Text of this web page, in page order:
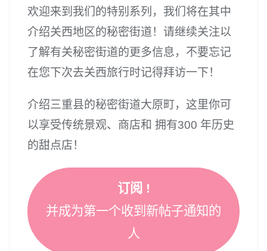
欢迎来到我们的特别系列，我们将在其中
介绍关西地区的秘密街道！请继续关注以
了解有关秘密街道的更多信息，不要忘记
在您下次去关西旅行时记得拜访一下！
介绍三重县的秘密街道大原町，这里你可
以享受传统景观、商店和 拥有300 年历史
的甜点店！
订阅 !
并成为第一个收到新帖子通知的
人